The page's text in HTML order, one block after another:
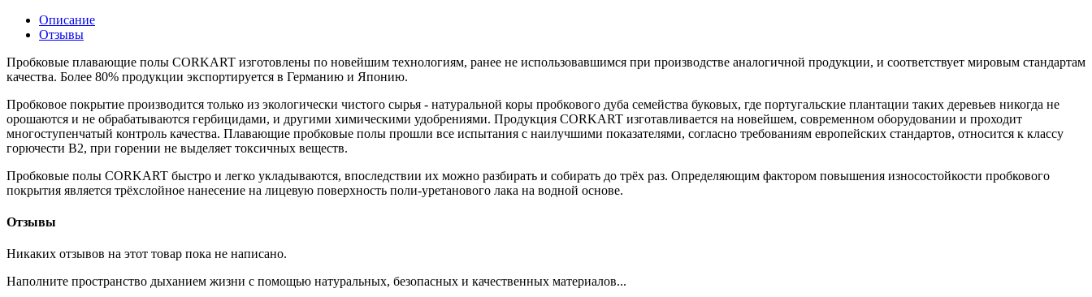
Описание
Отзывы
Пробковые плавающие полы CORKART изготовлены по новейшим технологиям, ранее не использовавшимся при производстве аналогичной продукции, и соответствует мировым стандартам
качества. Более 80% продукции экспортируется в Германию и Японию.
Пробковое покрытие производится только из экологически чистого сырья - натуральной коры пробкового дуба семейства буковых, где португальские плантации таких деревьев никогда не
орошаются и не обрабатываются гербицидами, и другими химическими удобрениями. Продукция CORKART изготавливается на новейшем, современном оборудовании и проходит
многоступенчатый контроль качества. Плавающие пробковые полы прошли все испытания с наилучшими показателями, согласно требованиям европейских стандартов, относится к классу
горючести B2, при горении не выделяет токсичных веществ.
Пробковые полы CORKART быстро и легко укладываются, впоследствии их можно разбирать и собирать до трёх раз. Определяющим фактором повышения износостойкости пробкового
покрытия является трёхслойное нанесение на лицевую поверхность поли-уретанового лака на водной основе.
Отзывы
Никаких отзывов на этот товар пока не написано.
Наполните пространство дыханием жизни с помощью натуральных, безопасных и качественных материалов...